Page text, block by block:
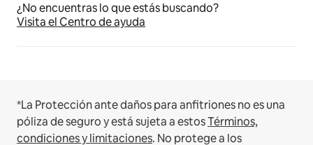
¿No encuentras lo que estás buscando?
Visita el Centro de ayuda
*La Protección ante daños para anfitriones no es una
póliza de seguro y está sujeta a estosTérminos,
condiciones y limitaciones. No protege a los